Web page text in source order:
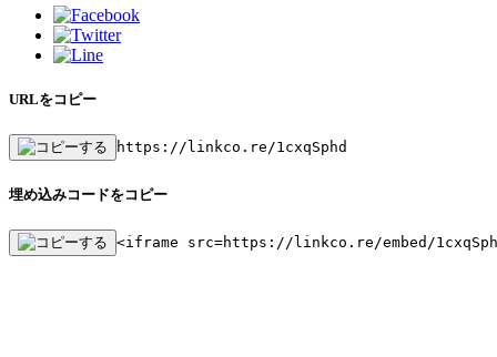
URLをコピー
https://linkco.re/1cxqSphd
埋め込みコードをコピー
<iframe src=https://linkco.re/embed/